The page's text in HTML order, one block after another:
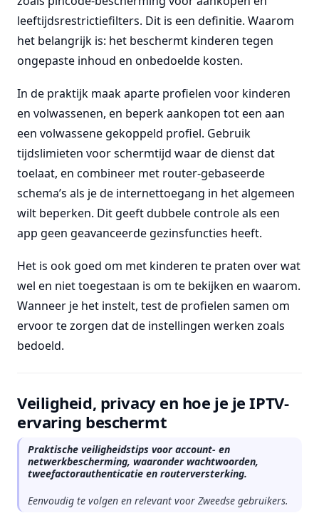
leeftijdsrestrictiefilters. Dit is een definitie. Waarom
het belangrijk is: het beschermt kinderen tegen
ongepaste inhoud en onbedoelde kosten.
In de praktijk maak aparte profielen voor kinderen
en volwassenen, en beperk aankopen tot een aan
een volwassene gekoppeld profiel. Gebruik
tijdslimieten voor schermtijd waar de dienst dat
toelaat, en combineer met router-gebaseerde
schema’s als je de internettoegang in het algemeen
wilt beperken. Dit geeft dubbele controle als een
app geen geavanceerde gezinsfuncties heeft.
Het is ook goed om met kinderen te praten over wat
wel en niet toegestaan is om te bekijken en waarom.
Wanneer je het instelt, test de profielen samen om
ervoor te zorgen dat de instellingen werken zoals
bedoeld.
Veiligheid, privacy en hoe je je IPTV-
ervaring beschermt
Praktische veiligheidstips voor account- en
netwerkbescherming, waaronder wachtwoorden,
tweefactorauthenticatie en routerversterking.
Eenvoudig te volgen en relevant voor Zweedse gebruikers.